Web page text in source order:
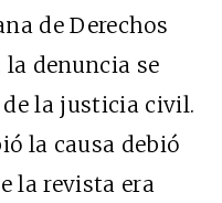
de Derechos
la denuncia se
la justicia civil.
la causa debió
la revista era